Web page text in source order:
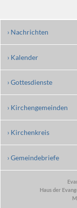
› Nachrichten
› Kalender
› Gottesdienste
› Kirchengemeinden
› Kirchenkreis
› Gemeindebriefe
Haus der